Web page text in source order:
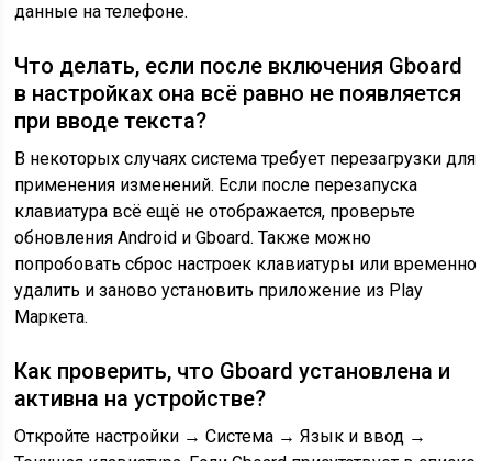
данные на телефоне.
Что делать, если после включения Gboard
в настройках она всё равно не появляется
при вводе текста?
В некоторых случаях система требует перезагрузки для
применения изменений. Если после перезапуска
клавиатура всё ещё не отображается, проверьте
обновления Android и Gboard. Также можно
попробовать сброс настроек клавиатуры или временно
удалить и заново установить приложение из Play
Маркета.
Как проверить, что Gboard установлена и
активна на устройстве?
Откройте настройки → Система → Язык и ввод →